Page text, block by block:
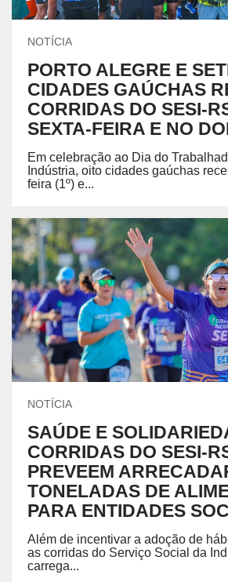
NOTÍCIA
PORTO ALEGRE E
CIDADES GAÚCHAS
CORRIDAS DO SESI-
SEXTA-FEIRA E NO
Em celebração ao Dia do
Indústria, oito cidades gaúchas
feira (1º) e...
NOTÍCIA
SAÚDE E
CORRIDAS DO SESI-
PREVEEM
TONELADAS DE
PARA ENTIDADES
Além de incentivar a adoção de
as corridas do Serviço Social da
carrega...